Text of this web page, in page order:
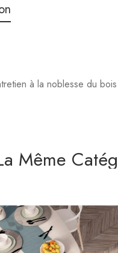
à la noblesse du bois
Même